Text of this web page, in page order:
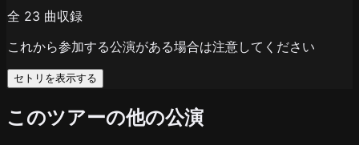
全 23 曲収録
これから参加する公演がある場合は注意してください
セトリを表示する
このツアーの他の公演